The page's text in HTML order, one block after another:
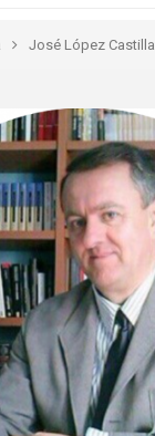
José López Castilla